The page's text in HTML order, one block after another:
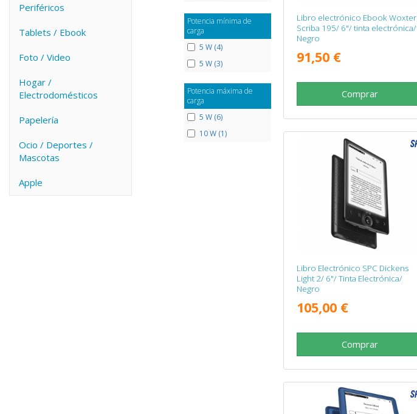
Periféricos
Tablets / Ebook
Foto / Video
Hogar /
Electrodomésticos
Papelería
Ocio / Deportes /
Mascotas
Apple
Potencia mínima de
carga
5 W (4)
5 W (3)
Potencia máxima de
carga
5 W (6)
10 W (1)
Libro electrónico Ebook Woxter
Scriba 195/ 6"/ tinta electrónica/
Negro
91,50 €
Comprar
Libro Electrónico SPC Dickens
Light 2/ 6"/ Tinta Electrónica/
Negro
105,00 €
Comprar